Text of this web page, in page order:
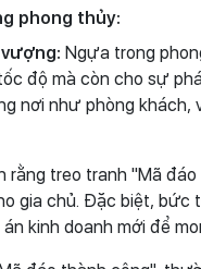
phong thủy:
Ngựa trong
độ mà còn cho sự
nơi như phòng khách,
rằng treo tranh "Mã
gia chủ. Đặc biệt,
kinh doanh mới để